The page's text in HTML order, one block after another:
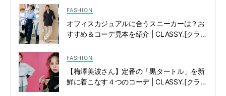
FASHION
オフィスカジュアルに合うスニーカーは？お
すすめ＆コーデ見本を紹介 | CLASSY.[クラッ
FASHION
【梅澤美波さん】定番の「黒タートル」を新
鮮に着こなす４つのコーデ | CLASSY.[クラッ